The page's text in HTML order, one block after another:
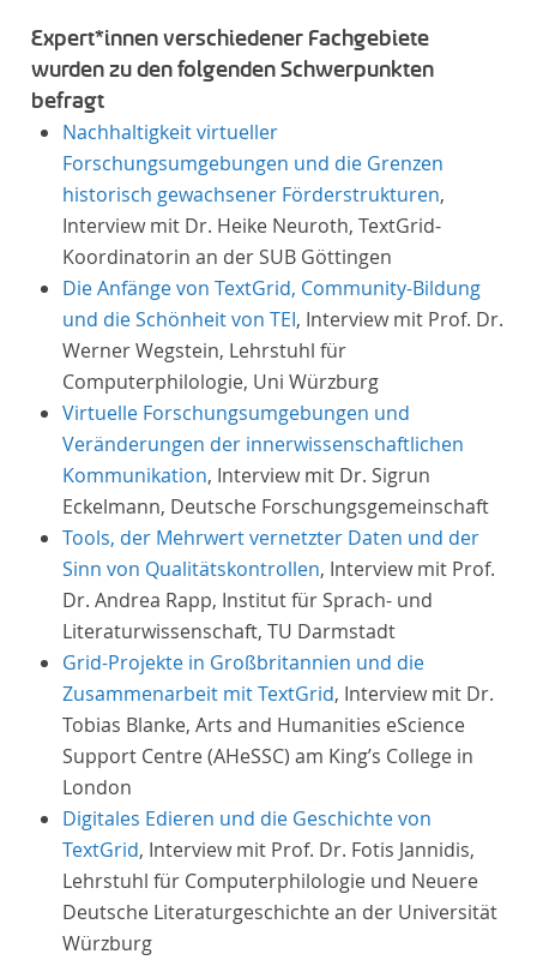
Expert*innen verschiedener Fachgebiete
wurden zu den folgenden Schwerpunkten
befragt
Nachhaltigkeit virtueller
Forschungsumgebungen und die Grenzen
historisch gewachsener Förderstrukturen,
Interview mit Dr. Heike Neuroth, TextGrid-
Koordinatorin an der SUB Göttingen
Die Anfänge von TextGrid, Community-Bildung
und die Schönheit von TEI, Interview mit Prof. Dr.
Werner Wegstein, Lehrstuhl für
Computerphilologie, Uni Würzburg
Virtuelle Forschungsumgebungen und
Veränderungen der innerwissenschaftlichen
Kommunikation, Interview mit Dr. Sigrun
Eckelmann, Deutsche Forschungsgemeinschaft
Tools, der Mehrwert vernetzter Daten und der
Sinn von Qualitätskontrollen, Interview mit Prof.
Dr. Andrea Rapp, Institut für Sprach- und
Literaturwissenschaft, TU Darmstadt
Grid-Projekte in Großbritannien und die
Zusammenarbeit mit TextGrid, Interview mit Dr.
Tobias Blanke, Arts and Humanities eScience
Support Centre (AHeSSC) am King’s College in
London
Digitales Edieren und die Geschichte von
TextGrid, Interview mit Prof. Dr. Fotis Jannidis,
Lehrstuhl für Computerphilologie und Neuere
Deutsche Literaturgeschichte an der Universität
Würzburg